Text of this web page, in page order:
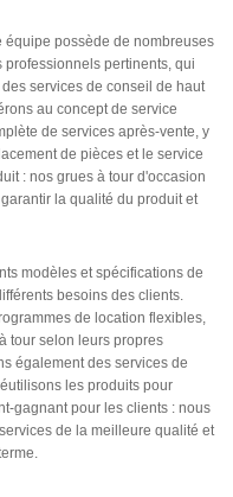
équipe possède de nombreuses
pertinents, qui
services de conseil de haut
au concept de service
de services après-vente, y
de pièces et le service
: nos grues à tour d'occasion
la qualité du produit et
modèles et spécifications de
besoins des clients.
de location flexibles,
tour selon leurs propres
également des services de
les produits pour
gagnant pour les clients : nous
de la meilleure qualité et